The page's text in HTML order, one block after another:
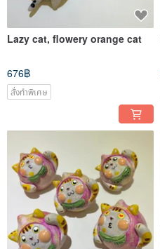
Lazy cat, flowery orange cat
676฿
สั่งทำพิเศษ